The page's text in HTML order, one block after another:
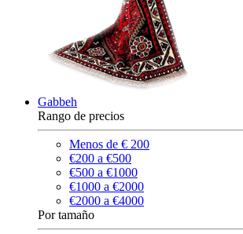
Gabbeh
Rango de precios
Menos de € 200
€200 a €500
€500 a €1000
€1000 a €2000
€2000 a €4000
Por tamaño